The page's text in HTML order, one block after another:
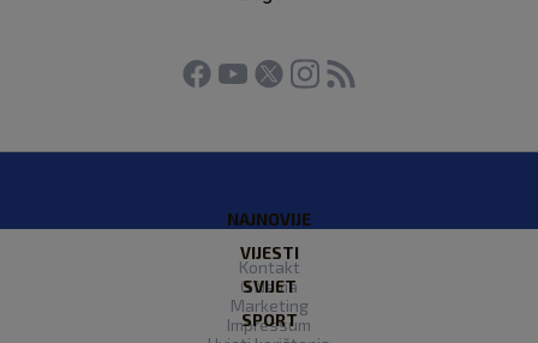
NAJNOVIJE
VIJESTI
SVIJET
SPORT
Kontakt
O Nama
Marketing
Impressum